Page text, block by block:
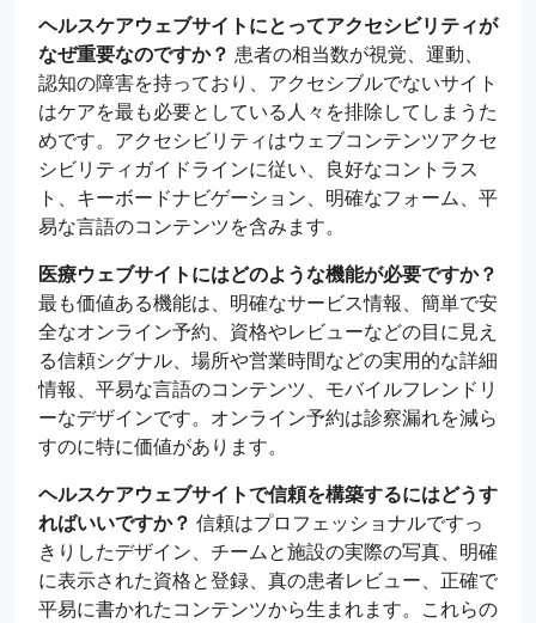
ヘルスケアウェブサイトにとってアクセシビリティが
なぜ重要なのですか？ 患者の相当数が視覚、運動、
認知の障害を持っており、アクセシブルでないサイト
はケアを最も必要としている人々を排除してしまうた
めです。アクセシビリティはウェブコンテンツアクセ
シビリティガイドラインに従い、良好なコントラス
ト、キーボードナビゲーション、明確なフォーム、平
易な言語のコンテンツを含みます。
医療ウェブサイトにはどのような機能が必要ですか？
最も価値ある機能は、明確なサービス情報、簡単で安
全なオンライン予約、資格やレビューなどの目に見え
る信頼シグナル、場所や営業時間などの実用的な詳細
情報、平易な言語のコンテンツ、モバイルフレンドリ
ーなデザインです。オンライン予約は診察漏れを減ら
すのに特に価値があります。
ヘルスケアウェブサイトで信頼を構築するにはどうす
ればいいですか？ 信頼はプロフェッショナルですっ
きりしたデザイン、チームと施設の実際の写真、明確
に表示された資格と登録、真の患者レビュー、正確で
平易に書かれたコンテンツから生まれます。これらの